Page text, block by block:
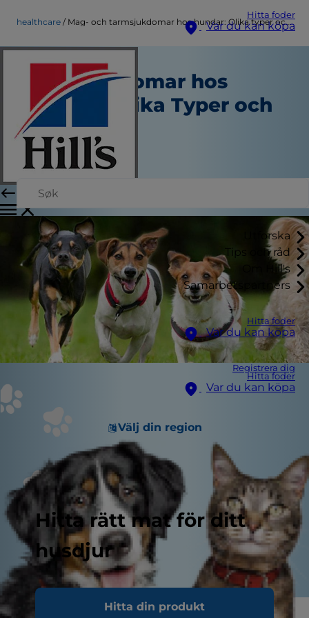
Hitta foder
Var du kan köpa
Utforska
Tips och råd
Om Hill's
Samarbetspartners
Hitta foder
Var du kan köpa
Registrera dig
Hitta foder
Var du kan köpa
Välj din region
Hitta rätt mat för ditt
husdjur
Hitta din produkt
healthcare Mag- och tarmsjukdomar hos hundar: Olika typer och orsaker
Mag- och
Tarmsjukdomar hos
Hundar: Olika Typer och
Orsaker
Healthcare
Skribent
17 mars 2026